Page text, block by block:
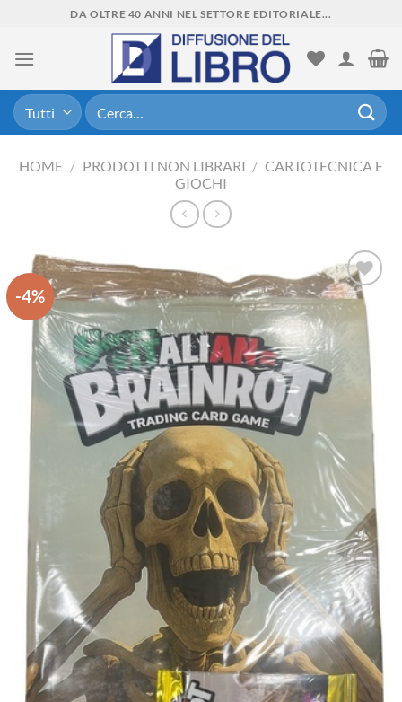
content
DA OLTRE 40 ANNI NEL SETTORE EDITORIALE...
Cerca:
HOME / PRODOTTI NON LIBRARI / CARTOTECNICA E
GIOCHI
-4%
Aggiungi
alla lista